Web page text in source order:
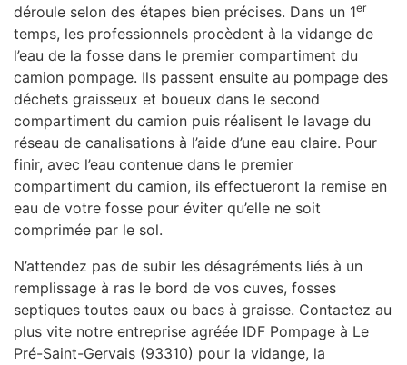
déroule selon des étapes bien précises. Dans un 1er
temps, les professionnels procèdent à la vidange de
l’eau de la fosse dans le premier compartiment du
camion pompage. Ils passent ensuite au pompage des
déchets graisseux et boueux dans le second
compartiment du camion puis réalisent le lavage du
réseau de canalisations à l’aide d’une eau claire. Pour
finir, avec l’eau contenue dans le premier
compartiment du camion, ils effectueront la remise en
eau de votre fosse pour éviter qu’elle ne soit
comprimée par le sol.
N’attendez pas de subir les désagréments liés à un
remplissage à ras le bord de vos cuves, fosses
septiques toutes eaux ou bacs à graisse. Contactez au
plus vite notre entreprise agréée IDF Pompage à Le
Pré-Saint-Gervais (93310) pour la vidange, la